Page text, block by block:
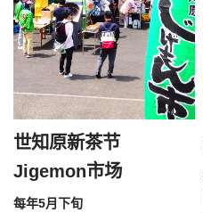
世知原新茶节
Jigemon市场
每年5月下旬